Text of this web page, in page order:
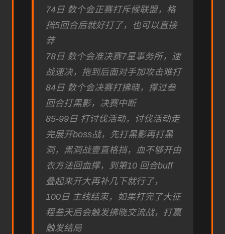
74日 数个会正赛打斥候联盟，格
挡5回合后就好打了，也可以直接
莽
78日 数个会准决赛7星事务所，速
战速决，拖到后面对手加攻击难打
84日 数个会决赛打拂晓，撑过叁
回合打黑影，决赛中断
85-99日 打讨伐活动，讨伐活动走
完展开boss战，先打黑影再打黑
洞，黑洞战壹直格挡，血不够开由
衣方法回血撑，到第10 回合buff
叠起来开大再补几下就行了，
100日 主线结束，如果打完了大征
程叁天后会触发拂晓交流战，打赢
触发结局